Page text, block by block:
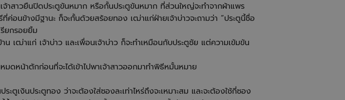
สาวยืนปิดประตูขันหมาก หรือกั้นประตูขันหมาก ที่ส่วนใหญ่จะทำจากผ้าแพร
นข้างมีฐานะ ก็จะกั้นด้วยสร้อยทอง เฒ่าแก่ฝ่ายเจ้าบ่าวจะถามว่า “ประตูนี้ชื่อ
รียกรอยยิ้ม
เฒ่าแก่ เจ้าบ่าว และเพื่อนเจ้าบ่าว ก็จะทำเหมือนกับประตูชัย แต่ความเข้มข้น
หน้าตักก่อนที่จะได้เข้าไปพาเจ้าสาวออกมาทำพิธีหมั้นหมาย
เงินประตูทอง ว่าจะต้องใส่ซองละเท่าไหร่ถึงจะเหมาะสม และจะต้องใช้กี่ซอง